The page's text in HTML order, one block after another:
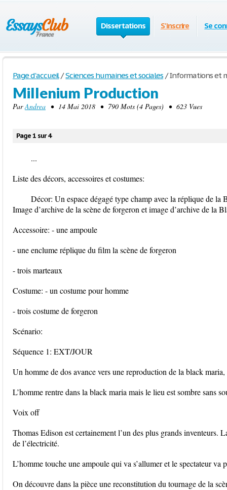
Dissertations S'inscrire Se
Page d'accueil / Sciences humaines et sociales /Informations et
Millenium Production
ParAndrea • 14 Mai 2018 • 790 Mots (4 Pages) • 623 Vues
Page 1 sur 4
...
Liste des décors, accessoires et costumes:
Décor: Un espace dégagé type champ avec la réplique de
Image d’archive de la scène de forgeron et image d’archive de la
Accessoire: - une ampoule
- une enclume réplique du film la scène de forgeron
- trois marteaux
Costume: - un costume pour homme
- trois costume de forgeron
Scénario:
Séquence 1: EXT/JOUR
Un homme de dos avance vers une reproduction de la black
L’homme rentre dans la black maria mais le lieu est sombre sans
Voix off
Thomas Edison est certainement l’un des plus grands inventeurs.
de l’électricité.
L’homme touche une ampoule qui va s’allumer et le spectateur
On découvre dans la pièce une reconstitution du tournage de la